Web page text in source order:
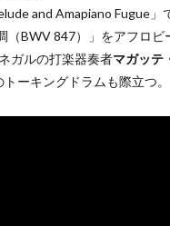
and Amapiano Fugue」
（BWV 847）」をアフロビ
ガルの打楽器奏者マガッテ
トーキングドラムも際立つ。